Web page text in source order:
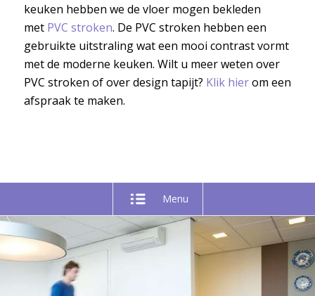
keuken hebben we de vloer mogen bekleden
met PVC stroken. De PVC stroken hebben een
gebruikte uitstraling wat een mooi contrast vormt
met de moderne keuken. Wilt u meer weten over
PVC stroken of over design tapijt? Klik hierom een
afspraak te maken.
Menu